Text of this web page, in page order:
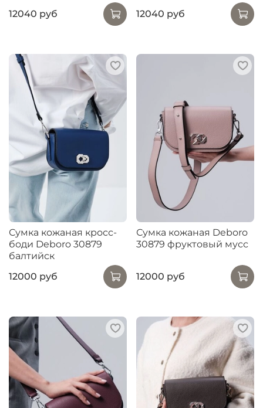
12040 руб
12040 руб
Сумка кожаная кросс-
боди Deboro 30879
балтийск
12000 руб
Сумка кожаная Deboro
30879 фруктовый мусс
12000 руб